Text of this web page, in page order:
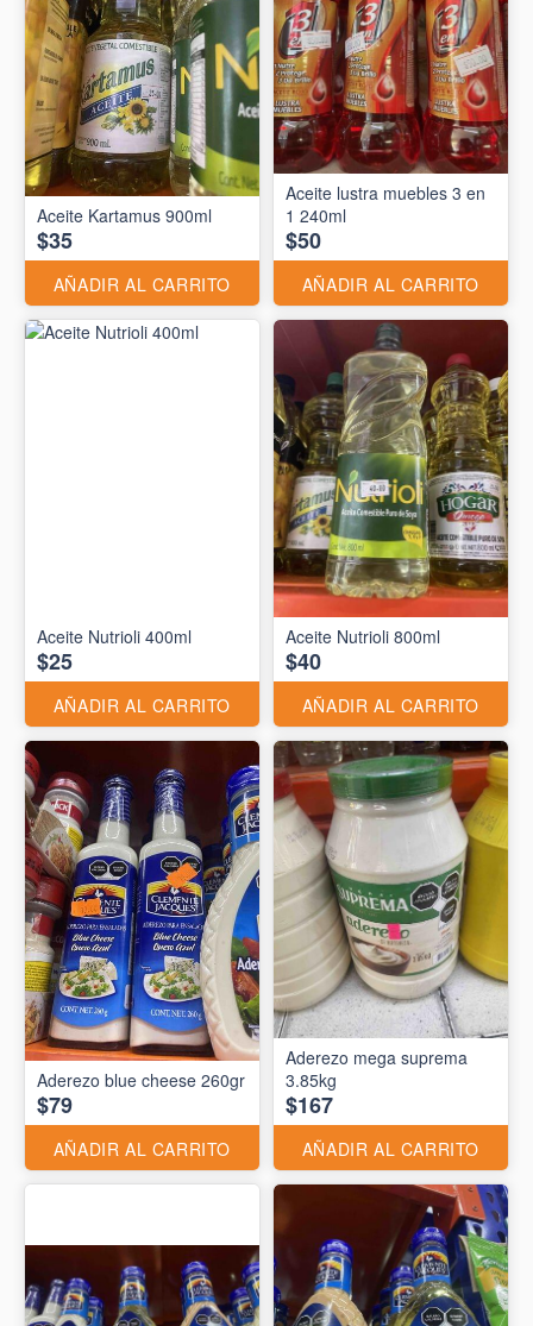
Aceite Kartamus 900ml
$35
AÑADIR AL CARRITO
Aceite lustra muebles 3 en
1 240ml
$50
AÑADIR AL CARRITO
Aceite Nutrioli 400ml
$25
AÑADIR AL CARRITO
Aceite Nutrioli 800ml
$40
AÑADIR AL CARRITO
Aderezo blue cheese 260gr
$79
AÑADIR AL CARRITO
Aderezo mega suprema
3.85kg
$167
AÑADIR AL CARRITO